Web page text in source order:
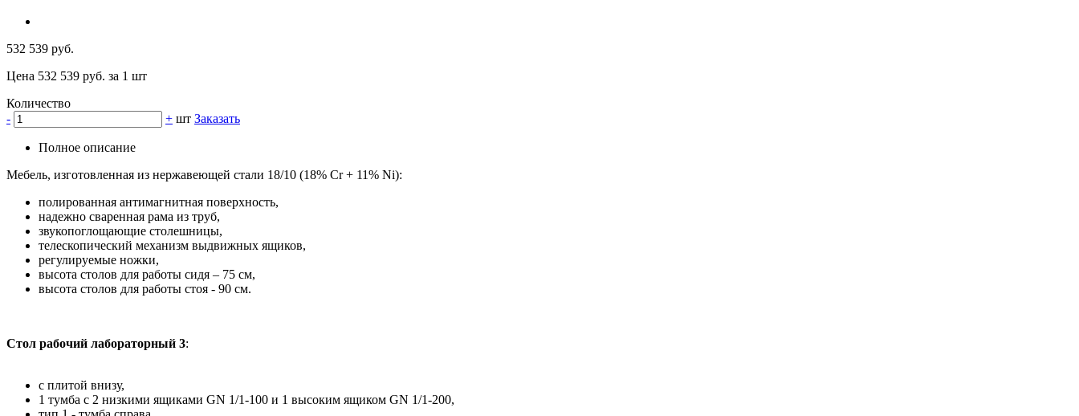
532 539 руб.
Цена 532 539 руб. за 1 шт
Количество
-
+ шт Заказать
Полное описание
Мебель, изготовленная из нержавеющей стали 18/10 (18% Cr + 11% Ni):
полированная антимагнитная поверхность,
надежно сваренная рама из труб,
звукопоглощающие столешницы,
телескопический механизм выдвижных ящиков,
регулируемые ножки,
высота столов для работы сидя – 75 см,
высота столов для работы стоя - 90 см.
Стол рабочий лабораторный 3:
с плитой внизу,
1 тумба с 2 низкими ящиками GN 1/1-100 и 1 высоким ящиком GN 1/1-200,